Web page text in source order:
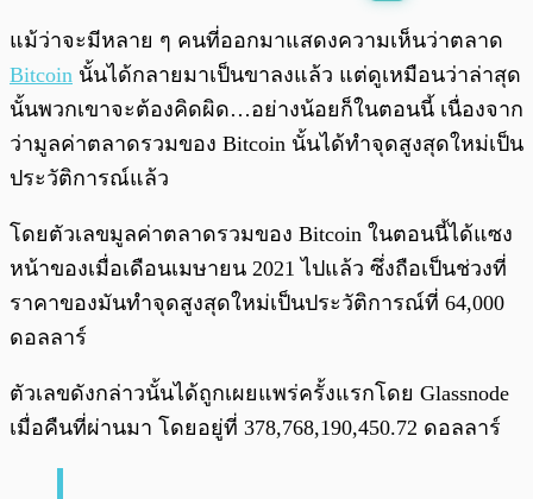
พร้อมเล่น 0:00 /
แม้ว่าจะมีหลาย ๆ คนที่ออกมาแสดงความเห็นว่าตลาด
Bitcoin นั้นได้กลายมาเป็นขาลงแล้ว แต่ดูเหมือนว่าล่าสุด
นั้นพวกเขาจะต้องคิดผิด…อย่างน้อยก็ในตอนนี้ เนื่องจาก
ว่ามูลค่าตลาดรวมของ Bitcoin นั้นได้ทำจุดสูงสุดใหม่เป็น
ประวัติการณ์แล้ว
โดยตัวเลขมูลค่าตลาดรวมของ Bitcoin ในตอนนี้ได้แซง
หน้าของเมื่อเดือนเมษายน 2021 ไปแล้ว ซึ่งถือเป็นช่วงที่
ราคาของมันทำจุดสูงสุดใหม่เป็นประวัติการณ์ที่ 64,000
ดอลลาร์
ตัวเลขดังกล่าวนั้นได้ถูกเผยแพร่ครั้งแรกโดย Glassnode
เมื่อคืนที่ผ่านมา โดยอยู่ที่ 378,768,190,450.72 ดอลลาร์